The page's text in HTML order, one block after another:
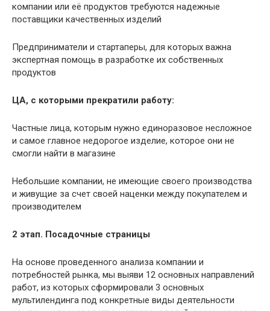
компании или её продуктов требуются надежные
поставщики качественных изделий
Предприниматели и стартаперы, для которых важна
экспертная помощь в разработке их собственных
продуктов
ЦА, с которыми прекратили работу:
Частные лица, которым нужно единоразовое несложное
и самое главное недорогое изделие, которое они не
смогли найти в магазине
Небольшие компании, не имеющие своего производства
и живущие за счет своей наценки между покупателем и
производителем
2 этап. Посадочные страницы
На основе проведенного анализа компании и
потребностей рынка, мы выяви 12 основных направлений
работ, из которых сформировали 3 основных
мультилендинга под конкретные виды деятельности